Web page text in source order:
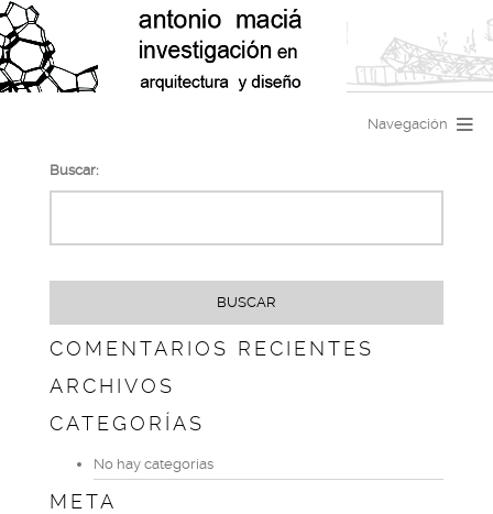
Navegación
Buscar:
COMENTARIOS RECIENTES
ARCHIVOS
CATEGORÍAS
No hay categorías
META